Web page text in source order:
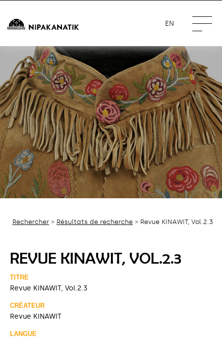
EN
Rechercher > Résultats de recherche > Revue KINAWIT, Vol.2.3
REVUE KINAWIT, VOL.2.3
TITRE
Revue KINAWIT, Vol.2.3
CRÉATEUR
Revue KINAWIT
LANGUE